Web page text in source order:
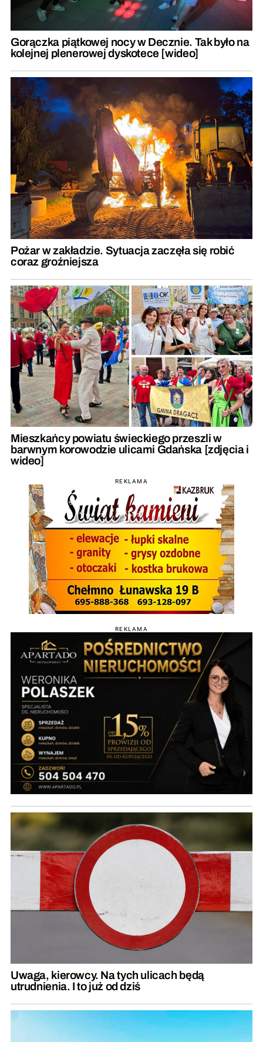
Gorączka piątkowej nocy w Decznie. Tak było na
kolejnej plenerowej dyskotece [wideo]
Pożar w zakładzie. Sytuacja zaczęła się robić
coraz groźniejsza
Mieszkańcy powiatu świeckiego przeszli w
barwnym korowodzie ulicami Gdańska [zdjęcia i
wideo]
REKLAMA
REKLAMA
Uwaga, kierowcy. Na tych ulicach będą
utrudnienia. I to już od dziś